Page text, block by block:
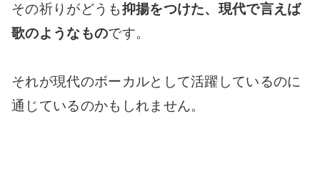
その祈りがどうも抑揚をつけた、現代で言えば
歌のようなものです。
それが現代のボーカルとして活躍しているのに
通じているのかもしれません。